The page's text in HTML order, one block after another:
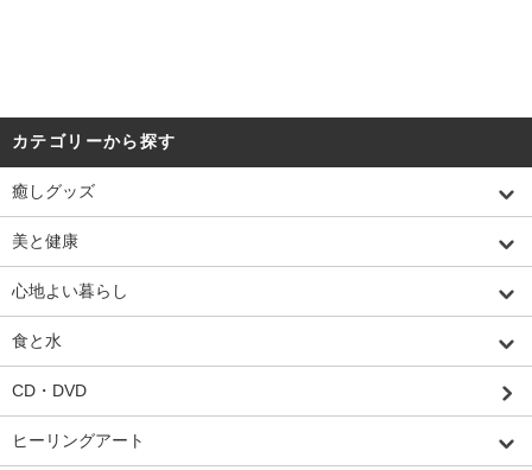
カテゴリーから探す
癒しグッズ
美と健康
心地よい暮らし
食と水
CD・DVD
ヒーリングアート